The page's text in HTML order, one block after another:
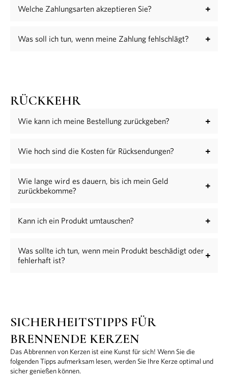
Welche Zahlungsarten akzeptieren Sie?
Was soll ich tun, wenn meine Zahlung fehlschlägt?
RÜCKKEHR
Wie kann ich meine Bestellung zurückgeben?
Wie hoch sind die Kosten für Rücksendungen?
Wie lange wird es dauern, bis ich mein Geld
zurückbekomme?
Kann ich ein Produkt umtauschen?
Was sollte ich tun, wenn mein Produkt beschädigt oder
fehlerhaft ist?
SICHERHEITSTIPPS FÜR
BRENNENDE KERZEN
Das Abbrennen von Kerzen ist eine Kunst für sich! Wenn Sie die
folgenden Tipps aufmerksam lesen, werden Sie Ihre Kerze optimal und
sicher genießen können.